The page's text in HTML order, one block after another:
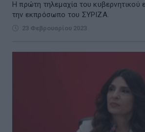
Η πρώτη τηλεμαχία του
την εκπρόσωπο του ΣΥΡΙΖΑ.
23 Φεβρουαρίου 2023